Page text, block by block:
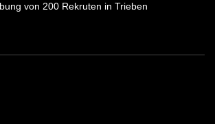
von 200 Rekruten in Trieben